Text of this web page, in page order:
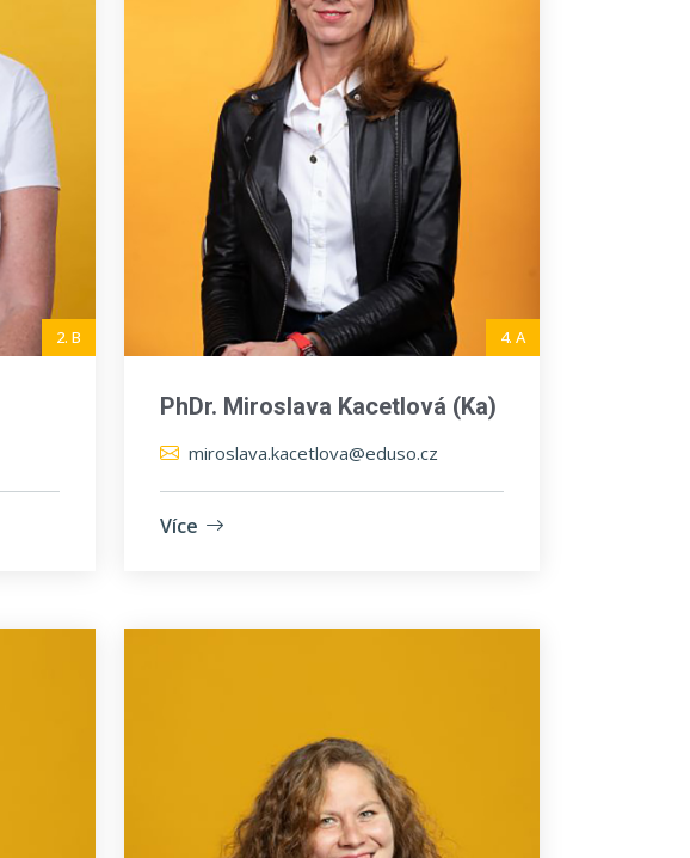
2. B 4. A
PhDr. Miroslava Kacetlová (Ka)
miroslava.kacetlova@eduso.cz
Více